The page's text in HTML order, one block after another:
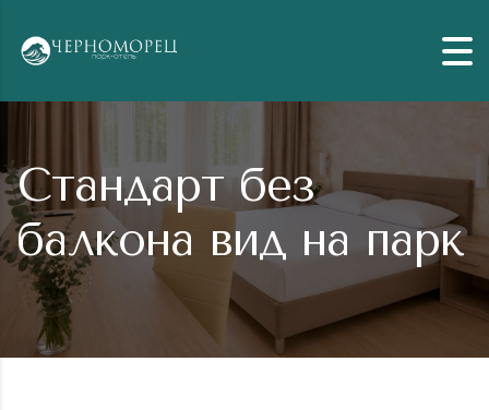
Стандарт без
балкона вид на парк